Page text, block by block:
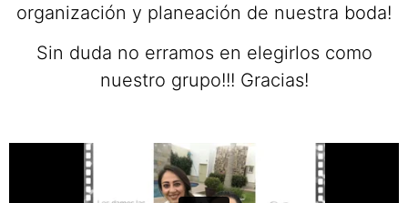
organización y planeación de nuestra boda!
Sin duda no erramos en elegirlos como
nuestro grupo!!! Gracias!